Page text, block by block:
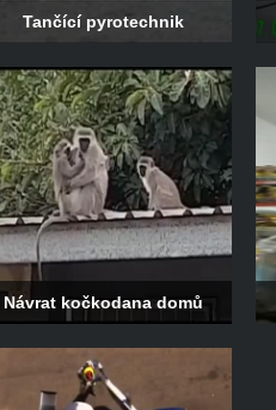
Tančící pyrotechnik
Návrat kočkodana domů